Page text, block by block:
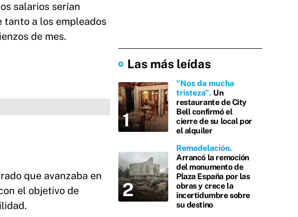
salarios serían
tanto a los empleados
de mes.
que avanzaba en
el objetivo de
Las más leídas
"Nos da mucha
tristeza" Un
restaurante de City
Bell confirmó el
cierre de su local por
el alquiler
Remodelación
Arrancó la remoción
del monumento de
Plaza España por las
obras y crece la
incertidumbre sobre
su destino